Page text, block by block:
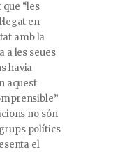
“les
en
amb la
a les seues
havia
aquest
no són
polítics
el